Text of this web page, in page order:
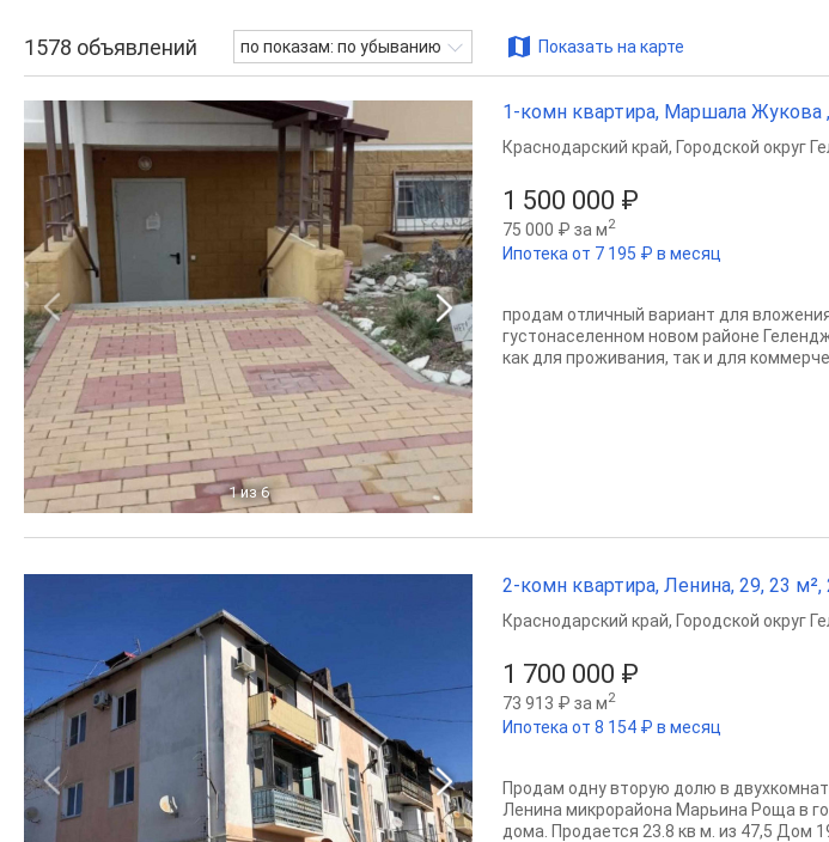
1578 объявлений по показам: по убыванию Показать на карте
1 из 6
1-комн квартира, Маршала Жукова
1 500 000 ₽
75 000 ₽ за м2
Ипотека от 7 195 ₽ в месяц
Краснодарский край, Городской округ
продам отличный вариант для
густонаселенном новом районе
как для проживания, так и для
2-комн квартира, Ленина, 29, 23 м²,
1 700 000 ₽
73 913 ₽ за м2
Ипотека от 8 154 ₽ в месяц
Краснодарский край, Городской округ
Продам одну вторую долю в
Ленина микрорайона Марьина Роща в
дома. Продается 23.8 кв м. из 47,5 Дом